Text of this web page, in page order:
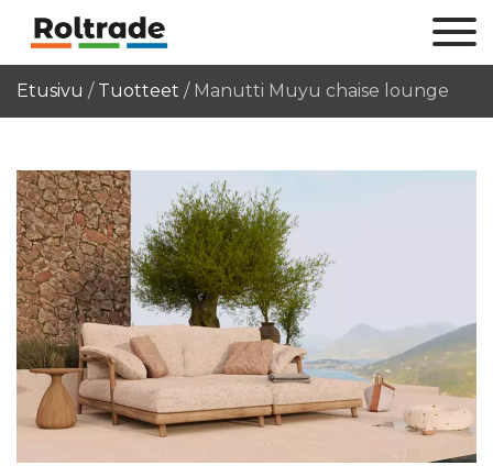
Etusivu / Tuotteet / Manutti Muyu chaise lounge